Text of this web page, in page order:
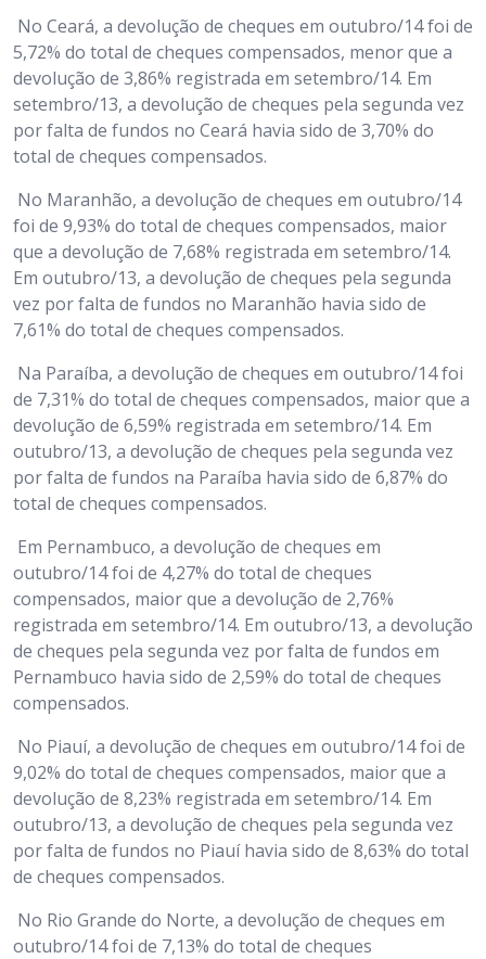
No Ceará, a devolução de cheques em outubro/14 foi de
5,72% do total de cheques compensados, menor que a
devolução de 3,86% registrada em setembro/14. Em
setembro/13, a devolução de cheques pela segunda vez
por falta de fundos no Ceará havia sido de 3,70% do
total de cheques compensados.
No Maranhão, a devolução de cheques em outubro/14
foi de 9,93% do total de cheques compensados, maior
que a devolução de 7,68% registrada em setembro/14.
Em outubro/13, a devolução de cheques pela segunda
vez por falta de fundos no Maranhão havia sido de
7,61% do total de cheques compensados.
Na Paraíba, a devolução de cheques em outubro/14 foi
de 7,31% do total de cheques compensados, maior que a
devolução de 6,59% registrada em setembro/14. Em
outubro/13, a devolução de cheques pela segunda vez
por falta de fundos na Paraíba havia sido de 6,87% do
total de cheques compensados.
Em Pernambuco, a devolução de cheques em
outubro/14 foi de 4,27% do total de cheques
compensados, maior que a devolução de 2,76%
registrada em setembro/14. Em outubro/13, a devolução
de cheques pela segunda vez por falta de fundos em
Pernambuco havia sido de 2,59% do total de cheques
compensados.
No Piauí, a devolução de cheques em outubro/14 foi de
9,02% do total de cheques compensados, maior que a
devolução de 8,23% registrada em setembro/14. Em
outubro/13, a devolução de cheques pela segunda vez
por falta de fundos no Piauí havia sido de 8,63% do total
de cheques compensados.
No Rio Grande do Norte, a devolução de cheques em
outubro/14 foi de 7,13% do total de cheques